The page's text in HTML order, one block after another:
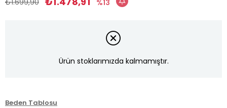
₺1.699,90 13
Ürün stoklarımızda kalmamıştır.
Beden Tablosu